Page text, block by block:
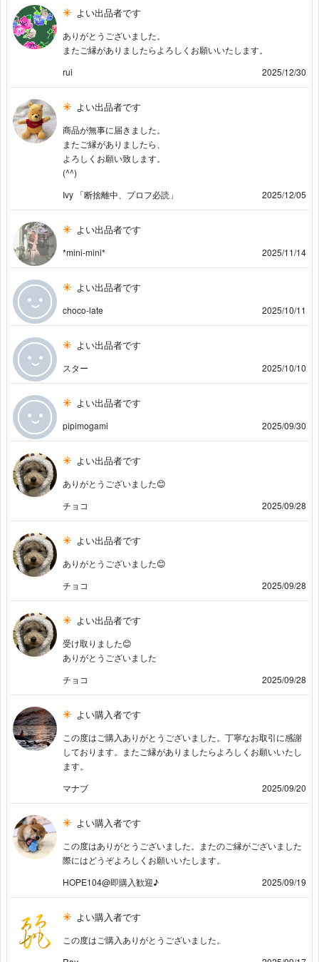
よい出品者です
ありがとうございました。
またご縁がありましたらよろしくお願いいたします。
rui
2025/12/30
よい出品者です
商品が無事に届きました。
またご縁がありましたら、
よろしくお願い致します。
(^^)
Ivy 「断捨離中、プロフ必読」
2025/12/05
よい出品者です
*mini-mini* 2025/11/14
よい出品者です
choco-late 2025/10/11
よい出品者です
スター 2025/10/10
よい出品者です
pipimogami 2025/09/30
よい出品者です
ありがとうございました😊
チョコ
2025/09/28
よい出品者です
ありがとうございました😊
チョコ
2025/09/28
よい出品者です
受け取りました😊
ありがとうございました
チョコ
2025/09/28
よい購入者です
この度はご購入ありがとうございました。丁寧なお取引に感謝
しております。またご縁がありましたらよろしくお願いいたし
ます。
マナブ
2025/09/20
よい購入者です
この度はありがとうございました。またのご縁がございました
際にはどうぞよろしくお願いいたします。
HOPE104@即購入歓迎♪
2025/09/19
よい購入者です
この度はご購入ありがとうございました。